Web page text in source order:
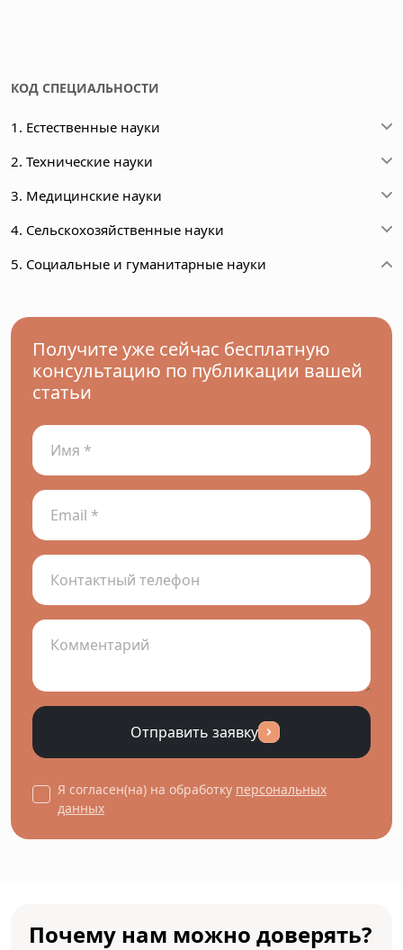
КОД СПЕЦИАЛЬНОСТИ
1. Естественные науки
2. Технические науки
3. Медицинские науки
4. Сельскохозяйственные науки
5. Социальные и гуманитарные науки
Получите уже сейчас бесплатную
консультацию по публикации вашей
статьи
Отправить заявку
Я согласен(на) на обработку персональных
данных
Почему нам можно доверять?